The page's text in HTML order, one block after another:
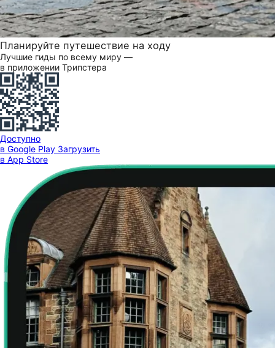
Планируйте путешествие на ходу
Лучшие гиды по всему миру —
в приложении Трипстера
Доступно
в Google Play Загрузить
в App Store